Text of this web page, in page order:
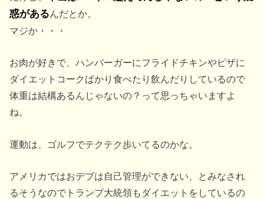
惑があるんだとか。
マジか・・・
お肉が好きで、ハンバーガーにフライドチキンやピザに
ダイエットコークばかり食べたり飲んだりしているので
体重は結構あるんじゃないの？って思っちゃいますよ
ね。
運動は、ゴルフでテクテク歩いてるのかな。
アメリカではおデブは自己管理ができない、とみなされ
るそうなのでトランプ大統領もダイエットをしているの